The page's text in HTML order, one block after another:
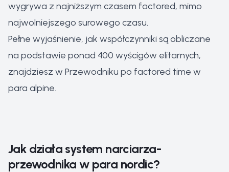
wygrywa z najniższym czasem factored, mimo
najwolniejszego surowego czasu.
Pełne wyjaśnienie, jak współczynniki są obliczane
na podstawie ponad 400 wyścigów elitarnych,
znajdziesz w Przewodniku po factored time w
para alpine.
Jak działa system narciarza-
przewodnika w para nordic?